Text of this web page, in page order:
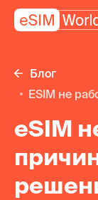
Блог
eSIM не
eSIM